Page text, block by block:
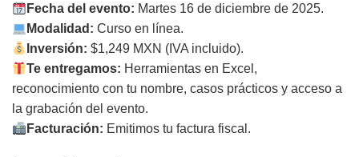
Fecha del evento: Martes 16 de diciembre de 2025.
Modalidad: Curso en línea.
Inversión:$1,249 MXN (IVA incluido).
Te entregamos: Herramientas en Excel,
reconocimiento con tu nombre, casos prácticos y acceso a
la grabación del evento.
Facturación: Emitimos tu factura fiscal.